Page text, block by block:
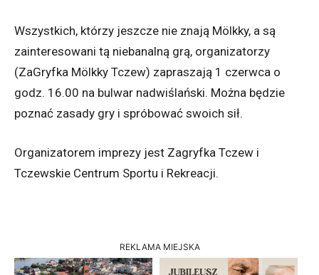
Wszystkich, którzy jeszcze nie znają Mölkky, a są
zainteresowani tą niebanalną grą, organizatorzy
(ZaGryfka Mölkky Tczew) zapraszają 1 czerwca o
godz. 16.00 na bulwar nadwiślański. Można będzie
poznać zasady gry i spróbować swoich sił.
Organizatorem imprezy jest Zagryfka Tczew i
Tczewskie Centrum Sportu i Rekreacji.
REKLAMA MIEJSKA